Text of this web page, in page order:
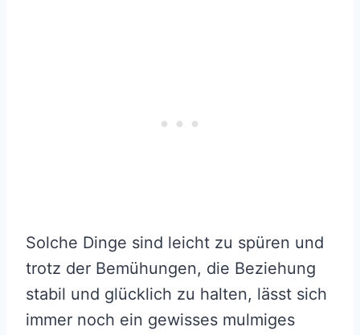
Solche Dinge sind leicht zu spüren und
trotz der Bemühungen, die Beziehung
stabil und glücklich zu halten, lässt sich
immer noch ein gewisses mulmiges